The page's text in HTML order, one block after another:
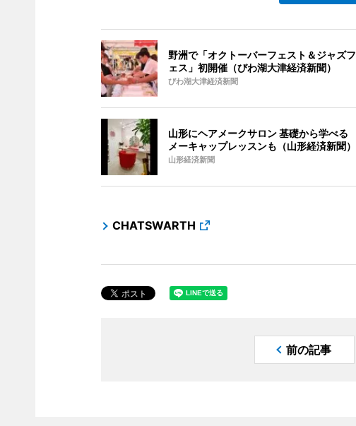
野洲で「オクトーバーフェスト＆ジャズフ
ェス」初開催（びわ湖大津経済新聞）
びわ湖大津経済新聞
山形にヘアメークサロン 基礎から学べる
メーキャップレッスンも（山形経済新聞）
山形経済新聞
CHATSWARTH
前の記事